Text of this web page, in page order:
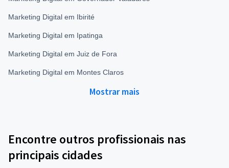
Marketing Digital em Ibirité
Marketing Digital em Ipatinga
Marketing Digital em Juiz de Fora
Marketing Digital em Montes Claros
Mostrar mais
Encontre outros profissionais nas
principais cidades